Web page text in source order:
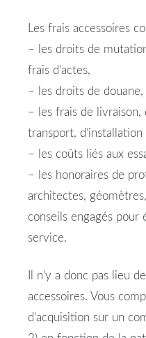
Les frais accessoires
– les droits de
frais d’actes,
– les droits de douane,
– les frais de livraison,
transport,
– les coûts liés aux
– les honoraires de
architectes,
conseils engagés
service.
Il n’y a donc pas lieu
accessoires. Vous
d’acquisition sur un